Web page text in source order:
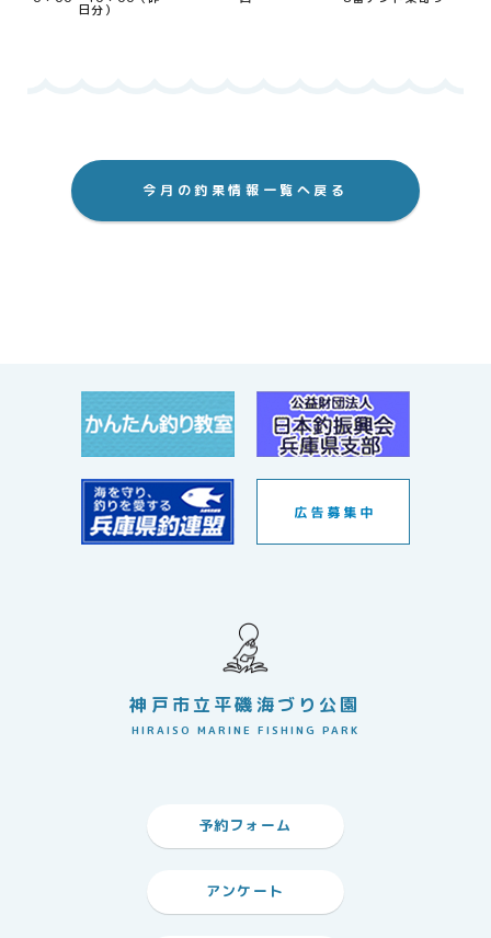
日分）
今月の釣果情報一覧へ戻る
神戸市立平磯海づり公園
HIRAISO MARINE FISHING PARK
予約フォーム
アンケート